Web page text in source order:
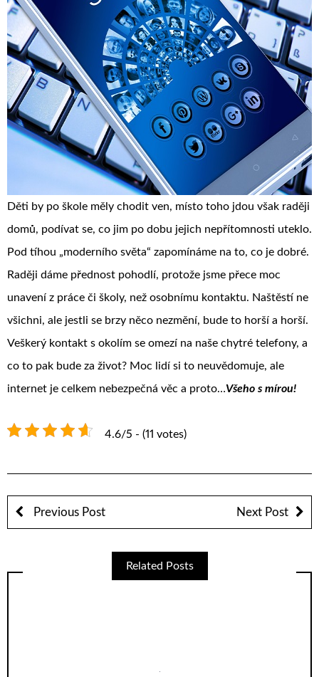
Děti by po škole měly chodit ven, místo toho jdou však raději
domů, podívat se, co jim po dobu jejich nepřítomnosti uteklo.
Pod tíhou „moderního světa“ zapomínáme na to, co je dobré.
Raději dáme přednost pohodlí, protože jsme přece moc
unavení z práce či školy, než osobnímu kontaktu. Naštěstí ne
všichni, ale jestli se brzy něco nezmění, bude to horší a horší.
Veškerý kontakt s okolím se omezí na naše chytré telefony, a
co to pak bude za život? Moc lidí si to neuvědomuje, ale
internet je celkem nebezpečná věc a proto…Všeho s mírou!
4.6/5 - (11 votes)
Previous Post Next Post
Related Posts